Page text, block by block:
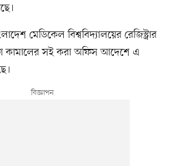
মেডিকেল বিশ্ববিদ্যালয়ের রেজিস্ট্রার
কামালের সই করা অফিস আদেশে এ